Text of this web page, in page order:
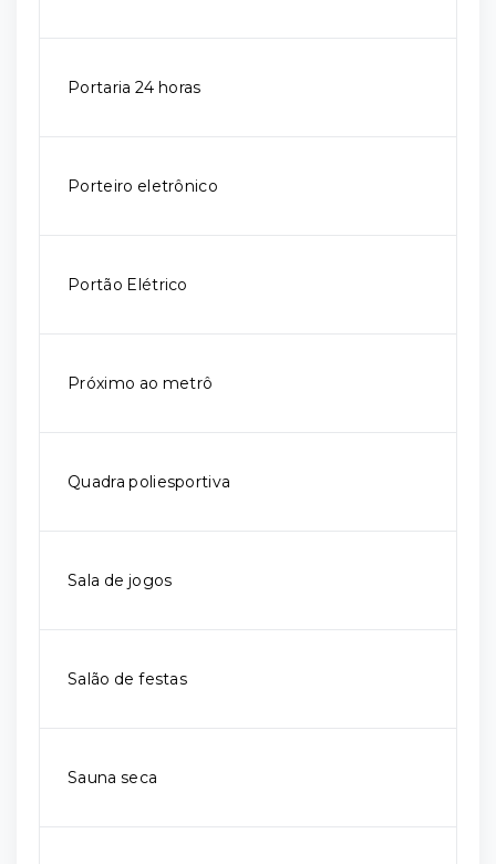
Portaria 24 horas
Porteiro eletrônico
Portão Elétrico
Próximo ao metrô
Quadra poliesportiva
Sala de jogos
Salão de festas
Sauna seca